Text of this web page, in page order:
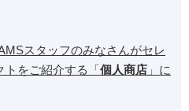
スタッフのみなさんがセレ
トをご紹介する「個人商店 」に